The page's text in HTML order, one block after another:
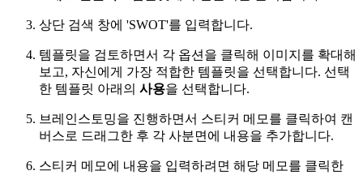
상단 검색 창에 'SWOT'를 입력합니다.
템플릿을 검토하면서 각 옵션을 클릭해 이미지를 확대해
보고, 자신에게 가장 적합한 템플릿을 선택합니다. 선택
한 템플릿 아래의 사용을 선택합니다.
브레인스토밍을 진행하면서 스티커 메모를 클릭하여 캔
버스로 드래그한 후 각 사분면에 내용을 추가합니다.
스티커 메모에 내용을 입력하려면 해당 메모를 클릭한